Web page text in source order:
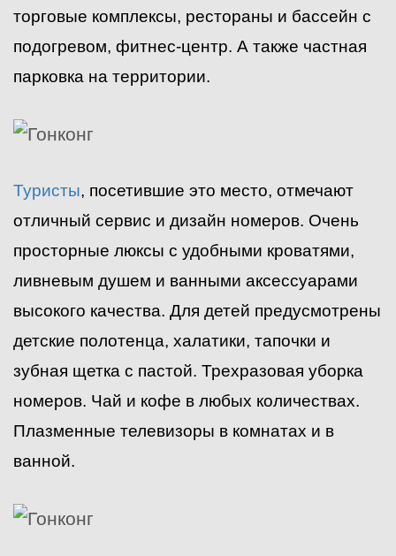
торговые комплексы, рестораны и бассейн с
подогревом, фитнес-центр. А также частная
парковка на территории.
Туристы, посетившие это место, отмечают
отличный сервис и дизайн номеров. Очень
просторные люксы с удобными кроватями,
ливневым душем и ванными аксессуарами
высокого качества. Для детей предусмотрены
детские полотенца, халатики, тапочки и
зубная щетка с пастой. Трехразовая уборка
номеров. Чай и кофе в любых количествах.
Плазменные телевизоры в комнатах и в
ванной.